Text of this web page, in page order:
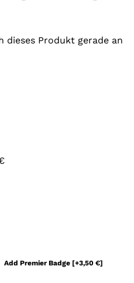
dieses Produkt gerade an
Add Premier Badge [+3,50 €]